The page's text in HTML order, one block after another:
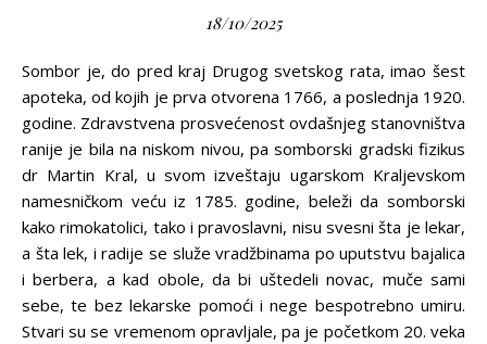
18/10/2025
Sombor je, do pred kraj Drugog svetskog rata, imao šest
apoteka, od kojih je prva otvorena 1766, a poslednja 1920.
godine. Zdravstvena prosvećenost ovdašnjeg stanovništva
ranije je bila na niskom nivou, pa somborski gradski fizikus
dr Martin Kral, u svom izveštaju ugarskom Kraljevskom
namesničkom veću iz 1785. godine, beleži da somborski
kako rimokatolici, tako i pravoslavni, nisu svesni šta je lekar,
a šta lek, i radije se služe vradžbinama po uputstvu bajalica
i berbera, a kad obole, da bi uštedeli novac, muče sami
sebe, te bez lekarske pomoći i nege bespotrebno umiru.
Stvari su se vremenom opravljale, pa je početkom 20. veka